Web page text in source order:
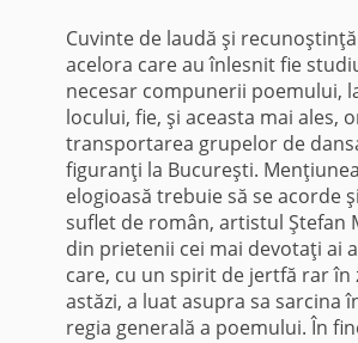
Cuvinte de laudă şi
acelora care au înlesnit fie
necesar compunerii poemului,
locului, fie, şi aceasta mai ales,
transportarea grupelor de
figuranţi la Bucureşti.
elogioasă trebuie să se acorde
suflet de român, artistul Ştefan
din prietenii cei mai devotaţi ai
care, cu un spirit de jertfă rar în
astăzi, a luat asupra sa sarcina
regia generală a poemului. În